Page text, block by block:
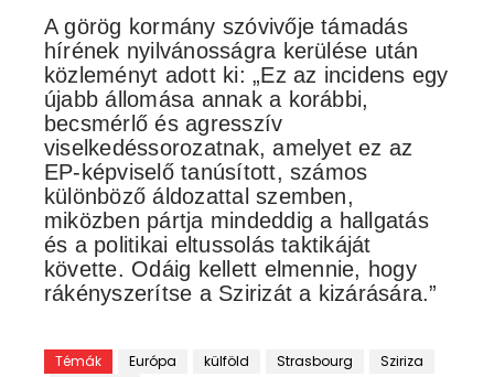
A görög kormány szóvivője támadás
hírének nyilvánosságra kerülése után
közleményt adott ki: „Ez az incidens egy
újabb állomása annak a korábbi,
becsmérlő és agresszív
viselkedéssorozatnak, amelyet ez az
EP-képviselő tanúsított, számos
különböző áldozattal szemben,
miközben pártja mindeddig a hallgatás
és a politikai eltussolás taktikáját
követte. Odáig kellett elmennie, hogy
rákényszerítse a Szirizát a kizárására.”
Témák Európa külföld Strasbourg
Sziriza